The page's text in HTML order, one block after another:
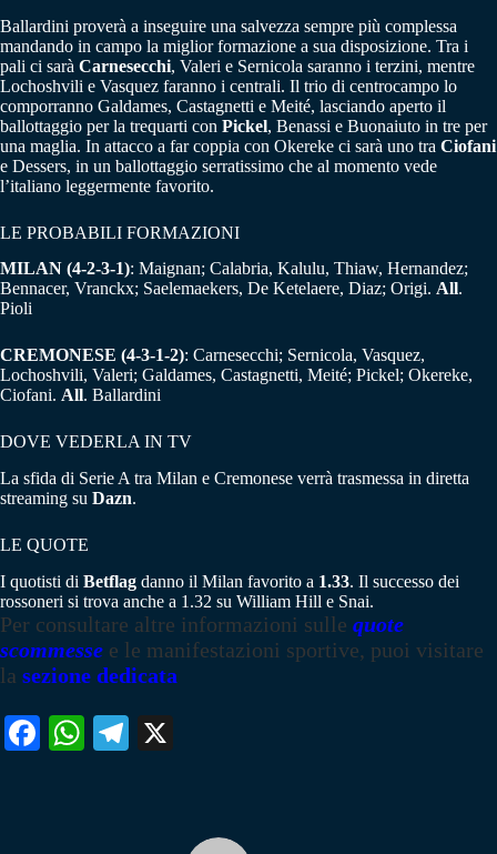
Ballardini proverà a inseguire una salvezza sempre più complessa
mandando in campo la miglior formazione a sua disposizione. Tra i
pali ci sarà Carnesecchi, Valeri e Sernicola saranno i terzini, mentre
Lochoshvili e Vasquez faranno i centrali. Il trio di centrocampo lo
comporranno Galdames, Castagnetti e Meité, lasciando aperto il
ballottaggio per la trequarti con Pickel, Benassi e Buonaiuto in tre per
una maglia. In attacco a far coppia con Okereke ci sarà uno tra Ciofani
e Dessers, in un ballottaggio serratissimo che al momento vede
l’italiano leggermente favorito.
LE PROBABILI FORMAZIONI
MILAN (4-2-3-1): Maignan; Calabria, Kalulu, Thiaw, Hernandez;
Bennacer, Vranckx; Saelemaekers, De Ketelaere, Diaz; Origi. All.
Pioli
CREMONESE (4-3-1-2): Carnesecchi; Sernicola, Vasquez,
Lochoshvili, Valeri; Galdames, Castagnetti, Meité; Pickel; Okereke,
Ciofani. All. Ballardini
DOVE VEDERLA IN TV
La sfida di Serie A tra Milan e Cremonese verrà trasmessa in diretta
streaming su Dazn.
LE QUOTE
I quotisti di Betflag danno il Milan favorito a 1.33. Il successo dei
rossoneri si trova anche a 1.32 su William Hill e Snai.
Per consultare altre informazioni sulle quote
scommesse e le manifestazioni sportive, puoi visitare
la sezione dedicata
Fa W
Te